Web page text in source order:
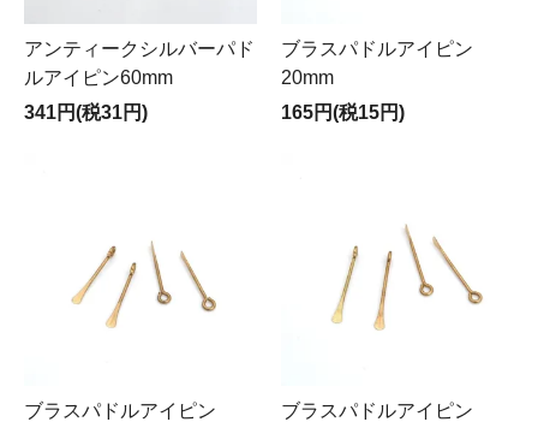
アンティークシルバーパド
ルアイピン60mm
341円(税31円)
ブラスパドルアイピン
20mm
165円(税15円)
ブラスパドルアイピン
ブラスパドルアイピン